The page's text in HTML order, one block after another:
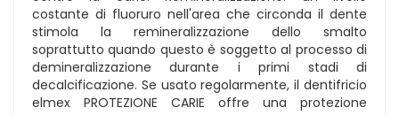
costante di fluoruro nell'area che circonda il dente
stimola la remineralizzazione dello smalto
soprattutto quando questo è soggetto al processo di
demineralizzazione durante i primi stadi di
decalcificazione. Se usato regolarmente, il dentifricio
elmex PROTEZIONE CARIE offre una protezione